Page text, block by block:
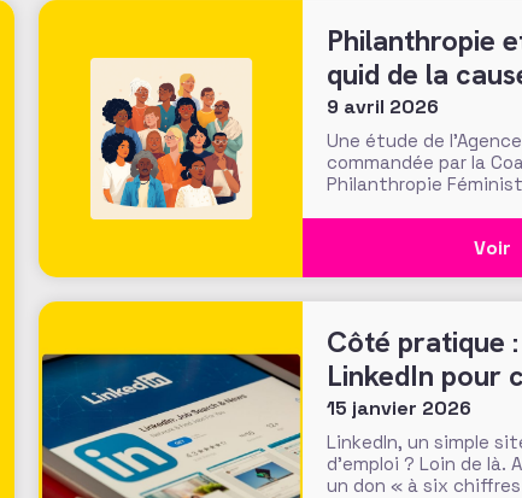
Philanthropie
quid de la
femmes ?
9 avril 2026
Une étude de
commandée par la
Philanthropie
France. Présentés le
Voir
Côté pratique
LinkedIn pour
son potentiel de
conviction des
15 janvier 2026
LinkedIn, un simple
d’emploi ? Loin de là.
un don « à six chiffres